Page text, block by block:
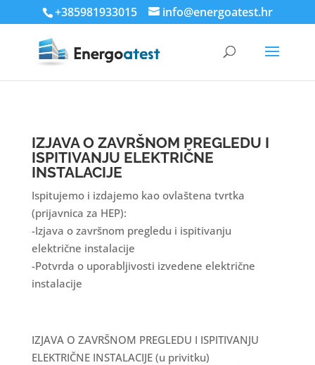
+385981933015 info@energoatest.hr
IZJAVA O ZAVRŠNOM PREGLEDU I
ISPITIVANJU ELEKTRIČNE
INSTALACIJE
Ispitujemo i izdajemo kao ovlaštena tvrtka
(prijavnica za HEP):
-Izjava o završnom pregledu i ispitivanju
električne instalacije
-Potvrda o uporabljivosti izvedene električne
instalacije
IZJAVA O ZAVRŠNOM PREGLEDU I ISPITIVANJU
ELEKTRIČNE INSTALACIJE (u privitku)